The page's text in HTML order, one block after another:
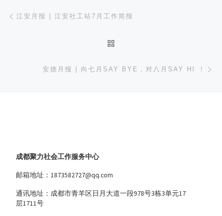
文章导航
江安月报 | 江安社工站7月工作简报
安德月报 | 向七月SAY BYE，对八月SAY HI ！
成都聚力社会工作服务中心
邮箱地址：1873582727@qq.com
通讯地址：成都市青羊区日月大道一段978号3栋3单元17
层1711号